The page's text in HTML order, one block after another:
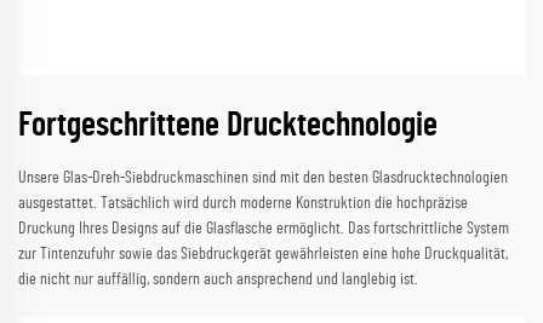
Fortgeschrittene Drucktechnologie
Unsere Glas-Dreh-Siebdruckmaschinen sind mit den besten Glasdrucktechnologien
ausgestattet. Tatsächlich wird durch moderne Konstruktion die hochpräzise
Druckung Ihres Designs auf die Glasflasche ermöglicht. Das fortschrittliche System
zur Tintenzufuhr sowie das Siebdruckgerät gewährleisten eine hohe Druckqualität,
die nicht nur auffällig, sondern auch ansprechend und langlebig ist.